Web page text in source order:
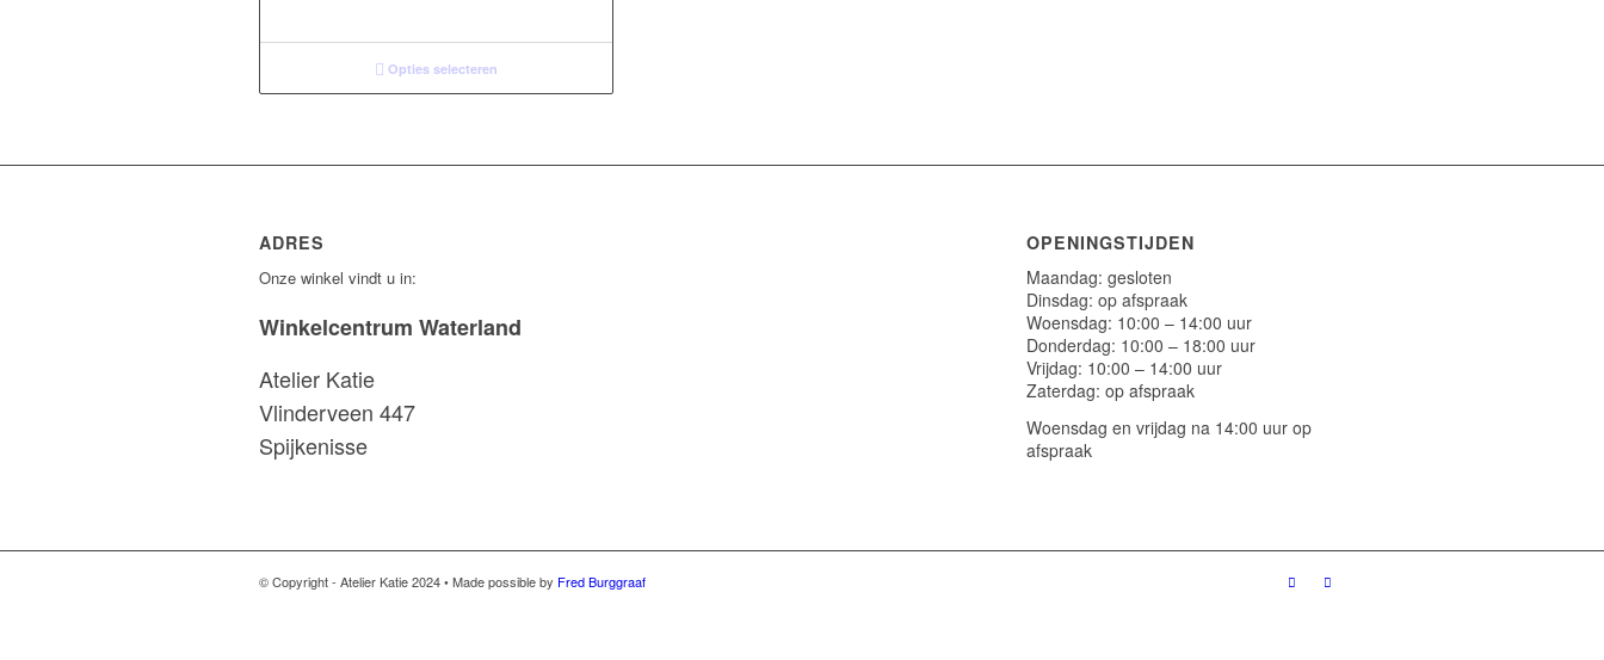
tot
€27,00
Opties selecteren
ADRES
Onze winkel vindt u in:
Winkelcentrum Waterland
Atelier Katie
Vlinderveen 447
Spijkenisse
OPENINGSTIJDEN
Maandag: gesloten
Dinsdag: op afspraak
Woensdag: 10:00 – 14:00 uur
Donderdag: 10:00 – 18:00 uur
Vrijdag: 10:00 – 14:00 uur
Zaterdag: op afspraak
Woensdag en vrijdag na 14:00 uur op
afspraak
© Copyright - Atelier Katie 2024 • Made possible by Fred Burggraaf